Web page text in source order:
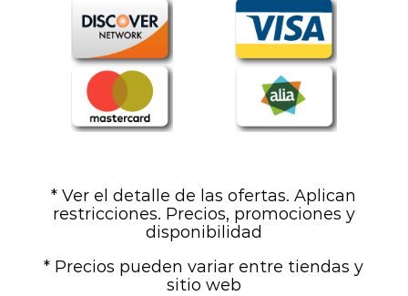
* Ver el detalle de las ofertas. Aplican
restricciones. Precios, promociones y
disponibilidad
* Precios pueden variar entre tiendas y
sitio web